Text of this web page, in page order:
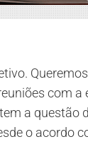
com a
a questão
o acordo